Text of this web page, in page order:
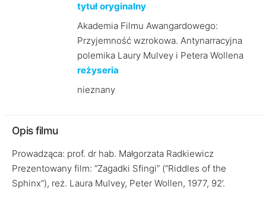
tytuł oryginalny
Akademia Filmu Awangardowego:
Przyjemność wzrokowa. Antynarracyjna
polemika Laury Mulvey i Petera Wollena
reżyseria
nieznany
Opis filmu
Prowadząca: prof. dr hab. Małgorzata Radkiewicz
Prezentowany film: “Zagadki Sfingi” (“Riddles of the
Sphinx”), reż. Laura Mulvey, Peter Wollen, 1977, 92’.